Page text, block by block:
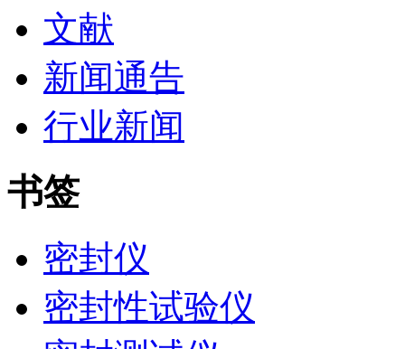
文献
新闻通告
行业新闻
书签
密封仪
密封性试验仪